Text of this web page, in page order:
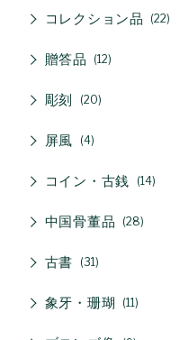
コレクション品 22
贈答品 12
彫刻 20
屏風 4
コイン・古銭 14
中国骨董品 28
古書 31
象牙・珊瑚 11